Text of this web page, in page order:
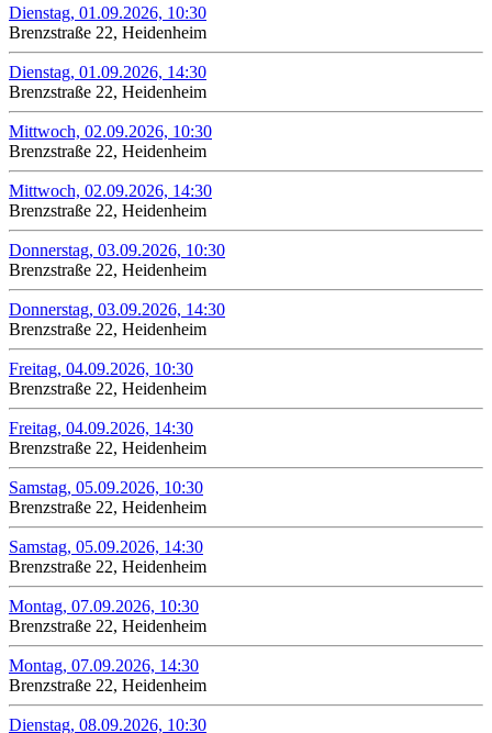
Dienstag, 01.09.2026, 10:30
Brenzstraße 22, Heidenheim
Dienstag, 01.09.2026, 14:30
Brenzstraße 22, Heidenheim
Mittwoch, 02.09.2026, 10:30
Brenzstraße 22, Heidenheim
Mittwoch, 02.09.2026, 14:30
Brenzstraße 22, Heidenheim
Donnerstag, 03.09.2026, 10:30
Brenzstraße 22, Heidenheim
Donnerstag, 03.09.2026, 14:30
Brenzstraße 22, Heidenheim
Freitag, 04.09.2026, 10:30
Brenzstraße 22, Heidenheim
Freitag, 04.09.2026, 14:30
Brenzstraße 22, Heidenheim
Samstag, 05.09.2026, 10:30
Brenzstraße 22, Heidenheim
Samstag, 05.09.2026, 14:30
Brenzstraße 22, Heidenheim
Montag, 07.09.2026, 10:30
Brenzstraße 22, Heidenheim
Montag, 07.09.2026, 14:30
Brenzstraße 22, Heidenheim
Dienstag, 08.09.2026, 10:30